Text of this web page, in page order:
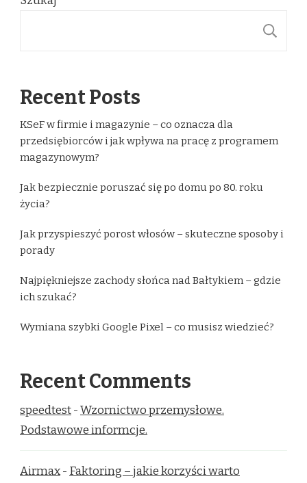
Recent Posts
KSeF w firmie i magazynie – co oznacza dla
przedsiębiorców i jak wpływa na pracę z programem
magazynowym?
Jak bezpiecznie poruszać się po domu po 80. roku
życia?
Jak przyspieszyć porost włosów – skuteczne sposoby i
porady
Najpiękniejsze zachody słońca nad Bałtykiem – gdzie
ich szukać?
Wymiana szybki Google Pixel – co musisz wiedzieć?
Recent Comments
speedtest-Wzornictwo przemysłowe.
Podstawowe informcje.
Airmax- Faktoring – jakie korzyści warto